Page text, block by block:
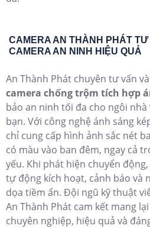
CAMERA AN THÀNH PHÁT
CAMERA AN NINH HIỆU QUẢ
An Thành Phát chuyên tư vấn
camera chống trộm tích hợp
bảo an ninh tối đa cho ngôi
bạn. Với công nghệ ánh sáng
chỉ cung cấp hình ảnh sắc nét
có màu vào ban đêm, ngay cả
yếu. Khi phát hiện chuyển động,
tự động kích hoạt, cảnh báo và
dọa tiềm ẩn. Đội ngũ kỹ thuật
An Thành Phát cam kết mang
chuyên nghiệp, hiệu quả và